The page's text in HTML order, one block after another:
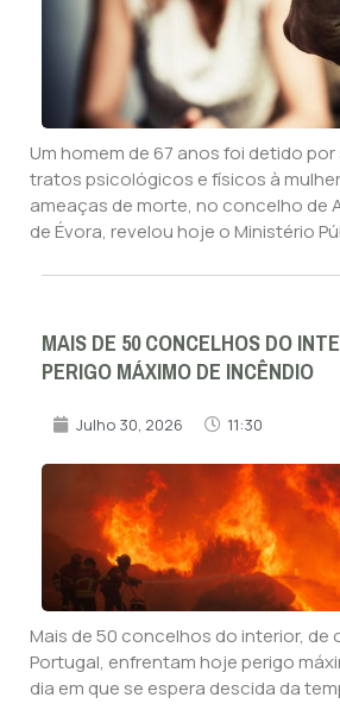
Um homem de 67 anos foi detido
tratos psicológicos e físicos à
ameaças de morte, no concelho de
de Évora, revelou hoje o Ministério
MAIS DE 50 CONCELHOS DO
PERIGO MÁXIMO DE INCÊNDIO
Julho 30, 2026 11:30
Mais de 50 concelhos do interior, de
Portugal, enfrentam hoje perigo
dia em que se espera descida da